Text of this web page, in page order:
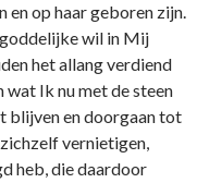
en op haar geboren zijn.
goddelijke wil in Mij
het allang verdiend
Ik nu met de steen
blijven en doorgaan tot
vernietigen,
heb, die daardoor